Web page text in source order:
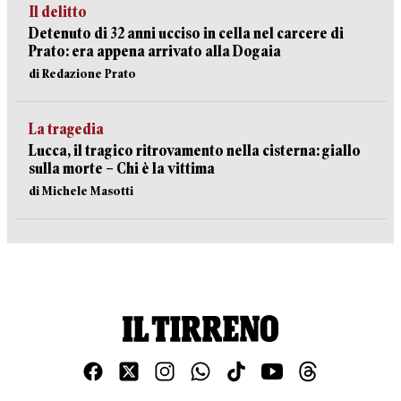
Il delitto
Detenuto di 32 anni ucciso in cella nel carcere di
Prato: era appena arrivato alla Dogaia
di Redazione Prato
La tragedia
Lucca, il tragico ritrovamento nella cisterna: giallo
sulla morte – Chi è la vittima
di Michele Masotti